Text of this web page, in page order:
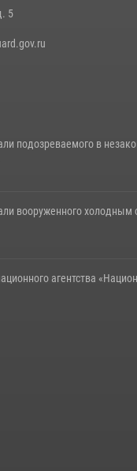
двери для школьников
5
подозреваемого в
вооруженного холодным
агентства